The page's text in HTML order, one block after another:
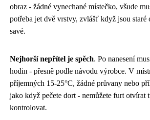
obraz - žádné vynechané místečko, všude
potřeba jet dvě vrstvy, zvlášť když jsou staré
savé.
Nejhorší nepřítel je spěch. Po nanesení
hodin - přesně podle návodu výrobce. V
příjemných 15-25°C, žádné průvany nebo
jako když pečete dort - nemůžete furt otvírat
kontrolovat.